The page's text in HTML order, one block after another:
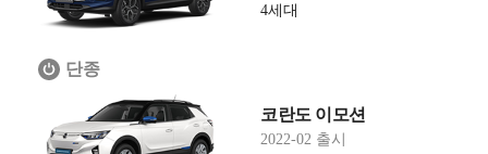
4세대
단종
코란도 이모션
2022-02 출시